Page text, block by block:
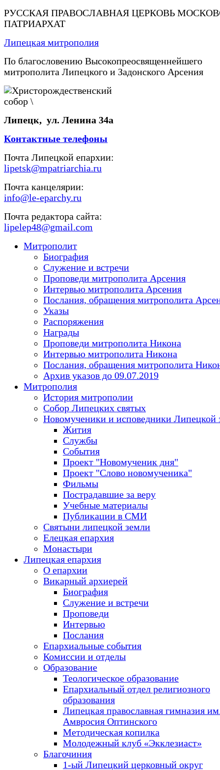
РУССКАЯ ПРАВОСЛАВНАЯ ЦЕРКОВЬ
ПАТРИАРХАТ
Липецкая митрополия
По благословению Высокопреосвященнейшего
митрополита Липецкого и Задонского Арсения
Липецк, ул. Ленина 34а
Контактные телефоны
Почта Липецкой епархии:
lipetsk@mpatriarchia.ru
Почта канцелярии:
info@le-eparchy.ru
Почта редактора сайта:
lipelep48@gmail.com
Митрополит
Биография
Служение и встречи
Проповеди митрополита Арсения
Интервью митрополита Арсения
Послания, обращения митрополита
Указы
Распоряжения
Награды
Проповеди митрополита Никона
Интервью митрополита Никона
Послания, обращения митрополита
Архив указов до 09.07.2019
Митрополия
История митрополии
Собор Липецких святых
Новомученики и исповедники Липецкой
Жития
Службы
События
Проект "Новомученик дня"
Проект "Слово новомученика"
Фильмы
Пострадавшие за веру
Учебные материалы
Публикации в СМИ
Святыни липецкой земли
Елецкая епархия
Монастыри
Липецкая епархия
О епархии
Викарный архиерей
Биография
Служение и встречи
Проповеди
Интервью
Послания
Епархиальные события
Комиссии и отделы
Образование
Теологическое образование
Епархиальный отдел религиозного
образования
Липецкая православная гимназия
Амвросия Оптинского
Методическая копилка
Молодежный клуб «Экклезиаст»
Благочиния
1-ый Липецкий церковный округ